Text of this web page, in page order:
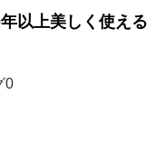
以上美しく使える